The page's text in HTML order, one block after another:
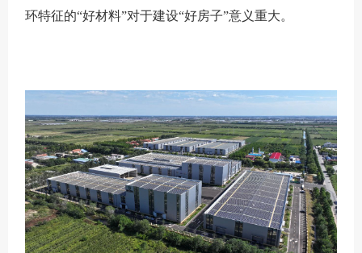
环特征的“好材料”对于建设“好房子”意义重大。